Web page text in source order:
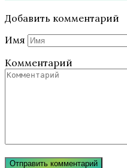
Добавить комментарий
Имя
Комментарий